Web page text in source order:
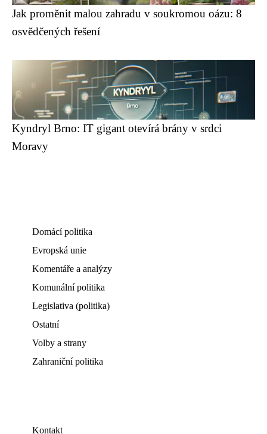
Jak proměnit malou zahradu v soukromou oázu: 8
osvědčených řešení
Kyndryl Brno: IT gigant otevírá brány v srdci
Moravy
Domácí politika
Evropská unie
Komentáře a analýzy
Komunální politika
Legislativa (politika)
Ostatní
Volby a strany
Zahraniční politika
Kontakt